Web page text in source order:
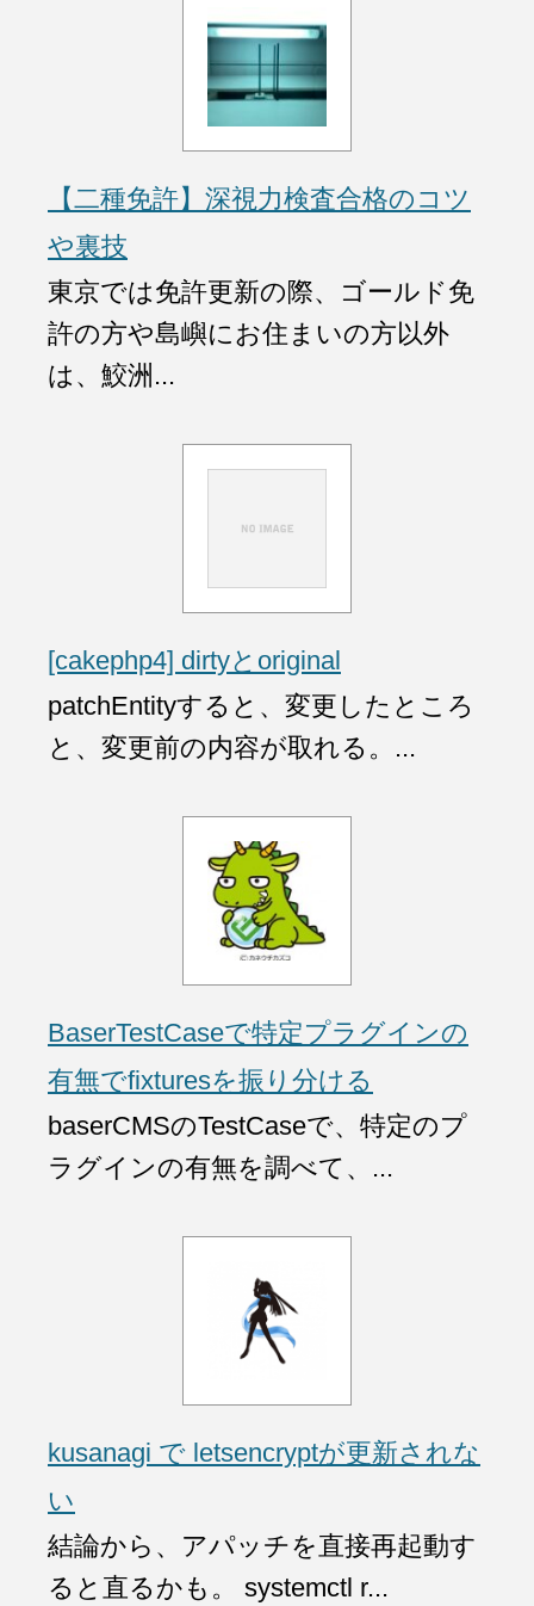
【二種免許】深視力検査合格のコツ
や裏技
東京では免許更新の際、ゴールド免
許の方や島嶼にお住まいの方以外
は、鮫洲...
[cakephp4] dirtyとoriginal
patchEntityすると、変更したところ
と、変更前の内容が取れる。...
BaserTestCaseで特定プラグインの
有無でfixturesを振り分ける
baserCMSのTestCaseで、特定のプ
ラグインの有無を調べて、...
kusanagi で letsencryptが更新されな
い
結論から、アパッチを直接再起動す
ると直るかも。 systemctl r...